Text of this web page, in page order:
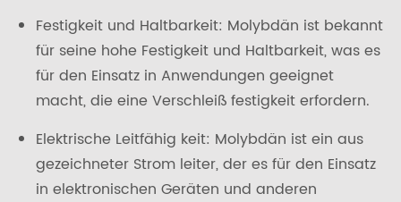
Festigkeit und Haltbarkeit: Molybdän ist bekannt
für seine hohe Festigkeit und Haltbarkeit, was es
für den Einsatz in Anwendungen geeignet
macht, die eine Verschleiß festigkeit erfordern.
Elektrische Leitfähig keit: Molybdän ist ein aus
gezeichneter Strom leiter, der es für den Einsatz
in elektronischen Geräten und anderen